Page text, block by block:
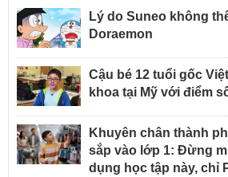
Lý do Suneo không
Doraemon
Cậu bé 12 tuổi gốc
khoa tại Mỹ với điểm
Khuyên chân thành
sắp vào lớp 1: Đừng
dụng học tập này, chỉ